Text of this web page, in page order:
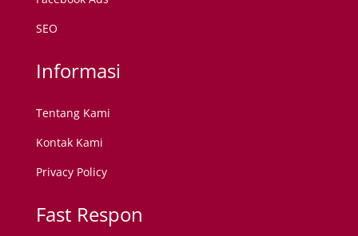
SEO
Informasi
Tentang Kami
Kontak Kami
Privacy Policy
Fast Respon